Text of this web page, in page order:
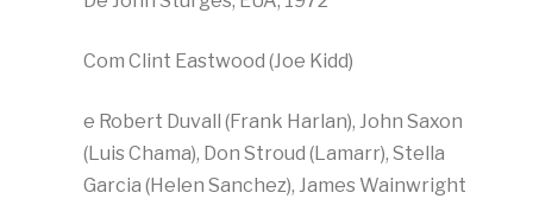
Com Clint Eastwood (Joe Kidd)
e Robert Duvall (Frank Harlan), John Saxon
(Luis Chama), Don Stroud (Lamarr), Stella
Garcia (Helen Sanchez), James Wainwright